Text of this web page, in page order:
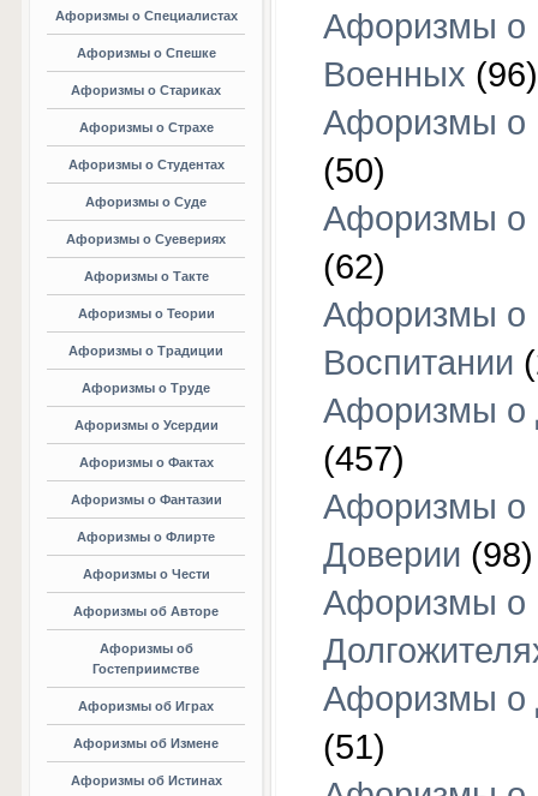
Афоризмы о Специалистах
Афоризмы о Спешке
Афоризмы о Стариках
Афоризмы о Страхе
Афоризмы о Студентах
Афоризмы о Суде
Афоризмы о Суевериях
Афоризмы о Такте
Афоризмы о Теории
Афоризмы о Традиции
Афоризмы о Труде
Афоризмы о Усердии
Афоризмы о Фактах
Афоризмы о Фантазии
Афоризмы о Флирте
Афоризмы о Чести
Афоризмы об Авторе
Афоризмы об
Гостеприимстве
Афоризмы об Играх
Афоризмы об Измене
Афоризмы об Истинах
Афоризмы о
Военных (96)
Афоризмы о
(50)
Афоризмы о
(62)
Афоризмы о
Воспитании
Афоризмы о
(457)
Афоризмы о
Доверии (98)
Афоризмы о
Афоризмы о
(51)